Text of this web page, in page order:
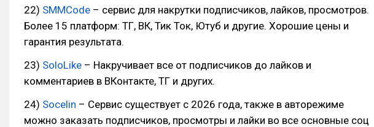
22) SMMCode – сервис для накрутки подписчиков, лайков, просмотров.
Более 15 платформ: ТГ, ВК, Тик Ток, Ютуб и другие. Хорошие цены и
гарантия результата.
23) SoloLike – Накручивает все от подписчиков до лайков и
комментариев в ВКонтакте, ТГ и других.
24) Socelin – Сервис существует с 2026 года, также в авторежиме
можно заказать подписчиков, просмотры и лайки во все основные соц